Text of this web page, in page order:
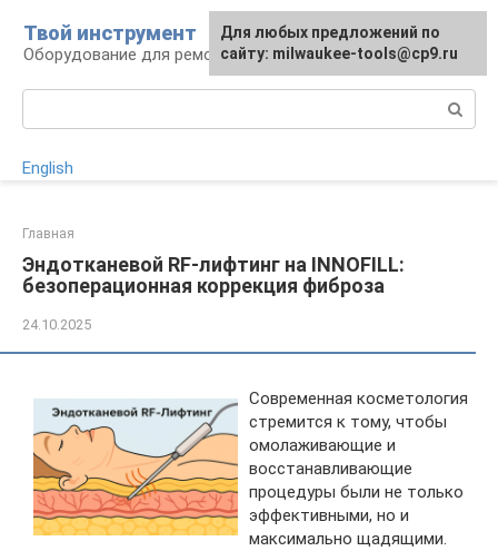
контенту
Твой инструмент
Оборудование для ремонтных работ
English
Главная
Эндотканевой RF-лифтинг на INNOFILL:
безоперационная коррекция фиброза
24.10.2025
Современная косметология
стремится к тому, чтобы
омолаживающие и
восстанавливающие
процедуры были не только
эффективными, но и
максимально щадящими.
Для любых предложений по
сайту: milwaukee-tools@cp9.ru